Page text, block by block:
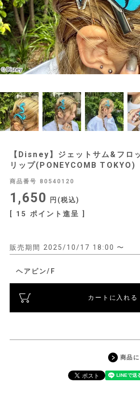
【Disney】ジェットサム&フロ
リップ(PONEYCOMB TOKYO)
商品番号 80540120
1,650 税込
[ 15 ポイント進呈 ]
販売期間 2025/10/17 18:00 〜
ヘアピン/F
カートに入れる
商品